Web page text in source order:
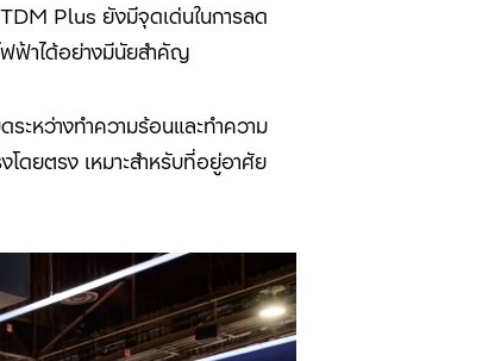
Plus ยังมีจุดเด่นในการลด
ฟ้าได้อย่างมีนัยสำคัญ
ะหว่างทำความร้อนและทำความ
โดยตรง เหมาะสำหรับที่อยู่อาศัย